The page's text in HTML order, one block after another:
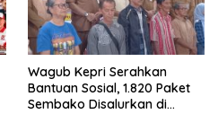
Wagub Kepri Serahkan
Bantuan Sosial, 1.820 Paket
Sembako Disalurkan di